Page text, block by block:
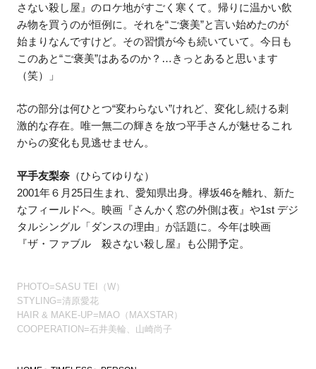
さない殺し屋』のロケ地がすごく寒くて。帰りに温かい飲
み物を買うのが恒例に。それを“ご褒美”と言い始めたのが
始まりなんですけど。その習慣が今も続いていて。今日も
このあと“ご褒美”はあるのか？…きっとあると思います
（笑）」
芯の部分は何ひとつ“変わらない”けれど、変化し続ける刺
激的な存在。唯一無二の輝きを放つ平手さんが魅せるこれ
からの変化も見逃せません。
平手友梨奈 （ひらてゆりな）
2001年６月25日生まれ、愛知県出身。欅坂46を離れ、新た
なフィールドへ。映画『さんかく窓の外側は夜』や1st デジ
タルシングル「ダンスの理由」が話題に。今年は映画
『ザ・ファブル 殺さない殺し屋』も公開予定。
PHOTO=SASU TEI（W）
STYLING=清原愛花
HAIR & MAKE-UP=MAO（MAXSTAR）
COOPERATION=石井美輪、山崎尚子